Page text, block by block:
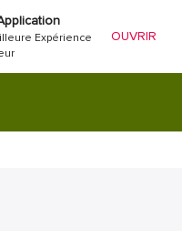
Expérience
OUVRIR